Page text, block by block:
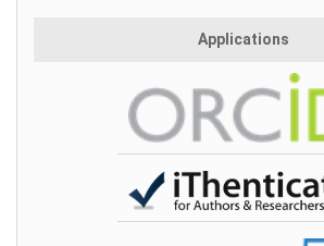
Applications